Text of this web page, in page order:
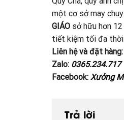
một cơ sở may
GIÁO sở hữu hơn
tiết kiệm tối đa thời
Liên hệ và đặt hàng:
Zalo: 0365.234.717
Facebook: Xưởng
Trả lời